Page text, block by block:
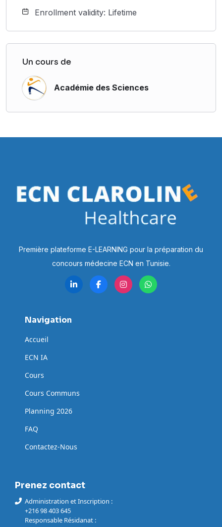
Enrollment validity: Lifetime
Un cours de
Académie des Sciences
Première plateforme E-LEARNING pour la préparation du
concours médecine ECN en Tunisie.
Navigation
Accueil
ECN IA
Cours
Cours Communs
Planning 2026
FAQ
Contactez-Nous
Prenez contact
Administration et Inscription :
+216 98 403 645
Responsable Résidanat :